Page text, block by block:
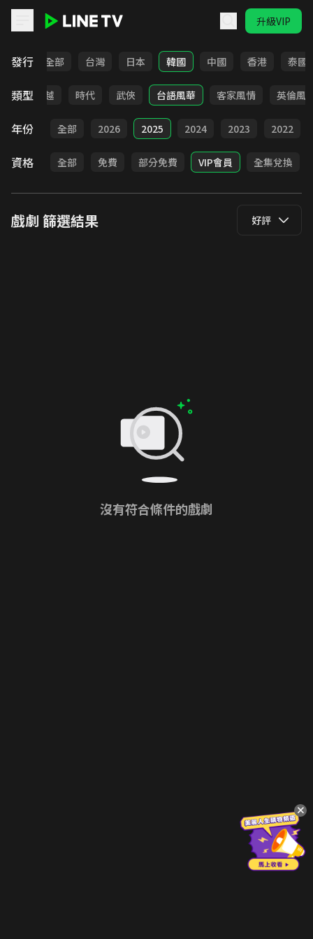
升級VIP
發行 全部 台灣 日本 韓國 中國 香港 泰國
類型
俠 穿越 時代 武俠 台語風華 客家風情 英倫風
年份 全部 2026 2025 2024 2023 2022
資格 全部 免費 部分免費 VIP會員 全集兌換
戲劇 篩選結果 好評
沒有符合條件的戲劇